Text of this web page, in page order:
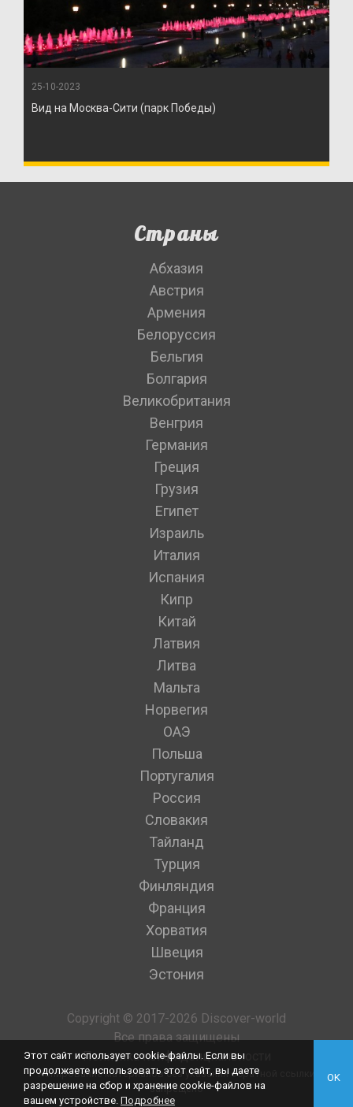
25-10-2023
Вид на Москва-Сити (парк Победы)
Страны
Абхазия
Австрия
Армения
Белоруссия
Бельгия
Болгария
Великобритания
Венгрия
Германия
Греция
Грузия
Египет
Израиль
Италия
Испания
Кипр
Китай
Латвия
Литва
Мальта
Норвегия
ОАЭ
Польша
Португалия
Россия
Словакия
Тайланд
Турция
Финляндия
Франция
Хорватия
Швеция
Эстония
Copyright © 2017-2026 Discover-world
Все права защищены
Политика конфиденциальности
Копирование материалов без указания обратной ссылки
запрещено
Этот сайт использует cookie-файлы. Если вы
продолжаете использовать этот сайт, вы даете
разрешение на сбор и хранение cookie-файлов на
вашем устройстве. Подробнее
OK